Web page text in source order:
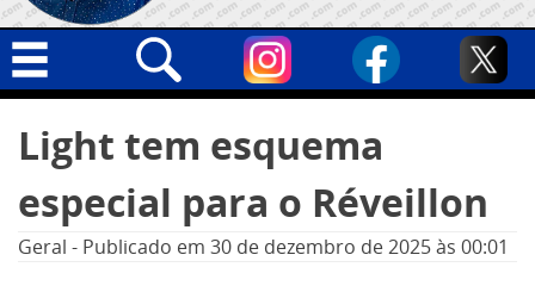
Geral
Cidades
Política
por:
Light tem esquema
especial para o Réveillon
Geral - Publicado em 30 de dezembro de 2025às 00:01